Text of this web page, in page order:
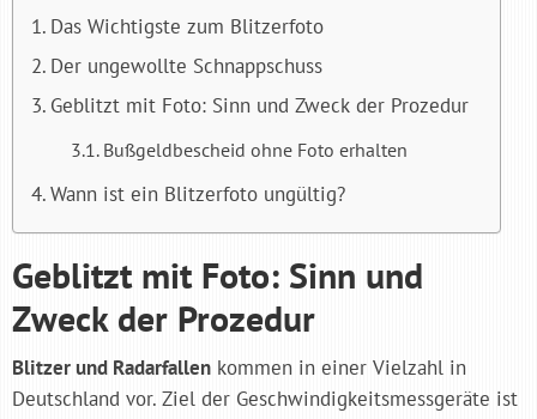
Das Wichtigste zum Blitzerfoto
Der ungewollte Schnappschuss
Geblitzt mit Foto: Sinn und Zweck der Prozedur
Bußgeldbescheid ohne Foto erhalten
Wann ist ein Blitzerfoto ungültig?
Geblitzt mit Foto: Sinn und
Zweck der Prozedur
Blitzer und Radarfallen kommen in einer Vielzahl in
Deutschland vor. Ziel der Geschwindigkeitsmessgeräte ist